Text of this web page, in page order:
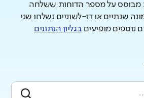
על מספר הדוחות ששלחה
שנתיים או דו-לשוניים נשלחו שני
נוספים מופיעים בגליון הנתונים